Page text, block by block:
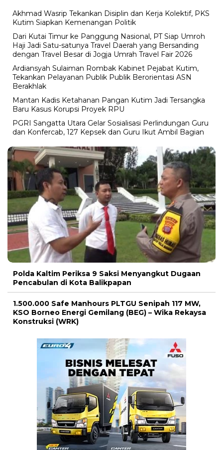
Akhmad Wasrip Tekankan Disiplin dan Kerja Kolektif, PKS
Kutim Siapkan Kemenangan Politik
Dari Kutai Timur ke Panggung Nasional, PT Siap Umroh
Haji Jadi Satu-satunya Travel Daerah yang Bersanding
dengan Travel Besar di Jogja Umrah Travel Fair 2026
Ardiansyah Sulaiman Rombak Kabinet Pejabat Kutim,
Tekankan Pelayanan Publik Publik Berorientasi ASN
Berakhlak
Mantan Kadis Ketahanan Pangan Kutim Jadi Tersangka
Baru Kasus Korupsi Proyek RPU
PGRI Sangatta Utara Gelar Sosialisasi Perlindungan Guru
dan Konfercab, 127 Kepsek dan Guru Ikut Ambil Bagian
Polda Kaltim Periksa 9 Saksi Menyangkut Dugaan
Pencabulan di Kota Balikpapan
1.500.000 Safe Manhours PLTGU Senipah 117 MW,
KSO Borneo Energi Gemilang (BEG) – Wika Rekaysa
Konstruksi (WRK)